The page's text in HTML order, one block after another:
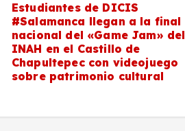
Estudiantes de DICIS
#Salamanca llegan a la final
nacional del «Game Jam» del
INAH en el Castillo de
Chapultepec con videojuego
sobre patrimonio cultural